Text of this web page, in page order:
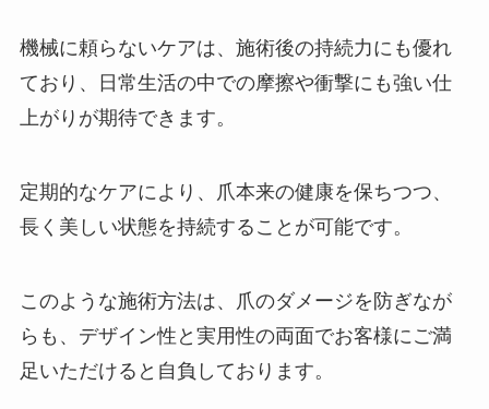
機械に頼らないケアは、施術後の持続力にも優れ
ており、日常生活の中での摩擦や衝撃にも強い仕
上がりが期待できます。
定期的なケアにより、爪本来の健康を保ちつつ、
長く美しい状態を持続することが可能です。
このような施術方法は、爪のダメージを防ぎなが
らも、デザイン性と実用性の両面でお客様にご満
足いただけると自負しております。